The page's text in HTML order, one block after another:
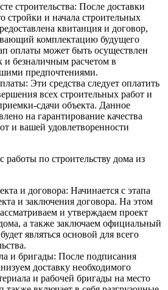
строительства: После доставки
стройки и начала строительных
квитанция и договор,
комплектацию будущего
оплаты может быть осуществлен
и безналичным расчетом в
предпочтениями.
Эти средства следует оплатить
всех строительных работ и
сдачи объекта. Данное
на гарантирование качества
и вашей удовлетворенности
работы по строительству дома из
и договора: Начинается с этапа
и заключения договора. На этом
и утверждаем проект
а также заключаем официальный
являться основой для всего
и бригады: После подписания
доставку необходимого
и рабочей бригады на место